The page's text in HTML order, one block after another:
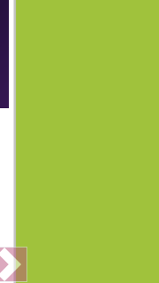
Next